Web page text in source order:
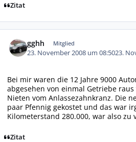
Zitat
gghh Mitglied
23. November 2008 um 08:5023.
Bei mir waren die 12 Jahre 9000
abgesehen von einmal Getriebe
Nieten vom Anlassezahnkranz. Die
paar Pfennig gekostet und das war
Kilometerstand 280.000, war also zu
Zitat